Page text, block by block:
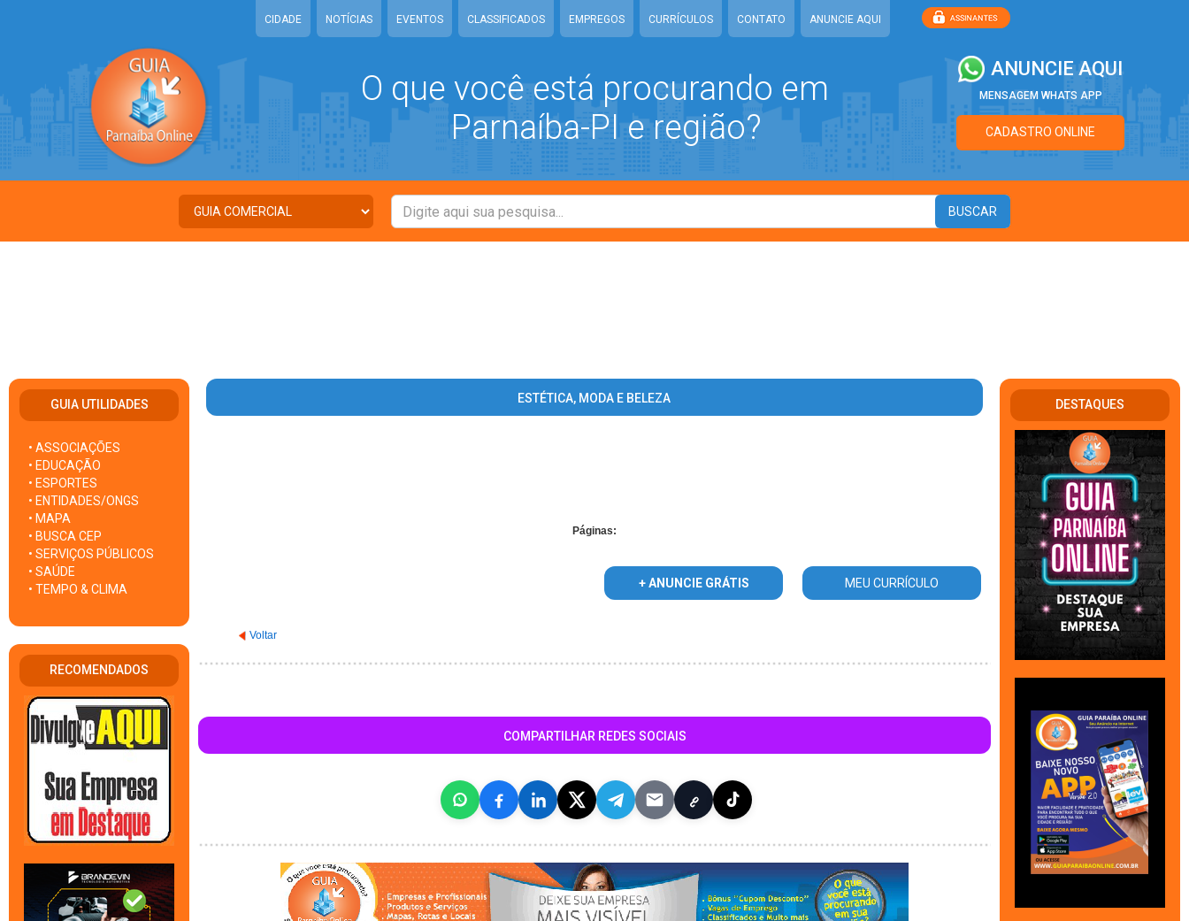
CIDADE NOTÍCIAS EVENTOS CLASSIFICADOS EMPREGOS CURRÍCULOS CONTATO ANUNCIE AQUI
O que você está procurando em
Parnaíba-PI e região?
ANUNCIE AQUI
MENSAGEM WHATS APP
CADASTRO ONLINE
GUIA UTILIDADES
• ASSOCIAÇÕES
• EDUCAÇÃO
• ESPORTES
• ENTIDADES/ONGS
• MAPA
• BUSCA CEP
• SERVIÇOS PÚBLICOS
• SAÚDE
• TEMPO & CLIMA
RECOMENDADOS
ESTÉTICA, MODA E BELEZA
Páginas:
+ ANUNCIE GRÁTIS MEU CURRÍCULO
Voltar
COMPARTILHAR REDES SOCIAIS
DESTAQUES